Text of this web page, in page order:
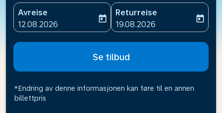
Avreise
fc-booking-departure-date-aria-label
12.08.2026
today
Returreise
fc-booking-return-date-
19.08.2026
today
Se tilbud
*Endring av denne informasjonen kan føre til en annen
billettpris